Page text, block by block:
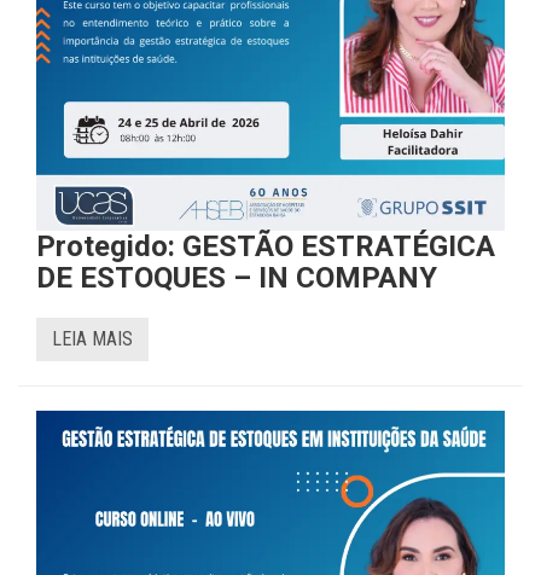
Protegido: GESTÃO ESTRATÉGICA
DE ESTOQUES – IN COMPANY
LEIA MAIS